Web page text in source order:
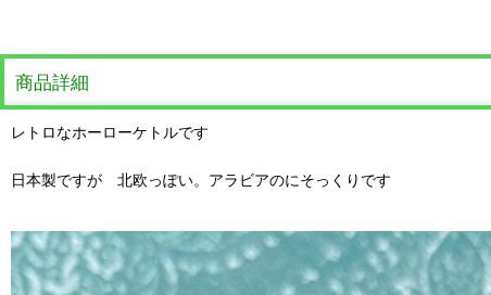
商品詳細
レトロなホーローケトルです
日本製ですが 北欧っぽい。アラビアのにそっくりです